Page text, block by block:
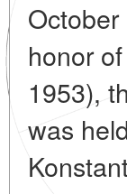
honor
1953),
was